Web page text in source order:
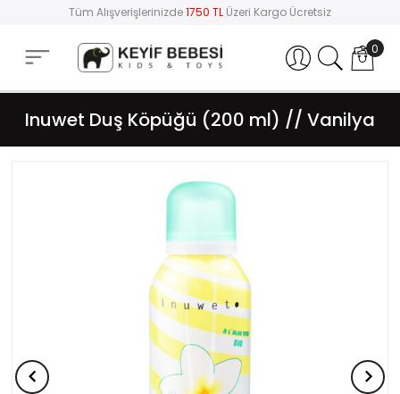
Tüm Alışverişlerinizde1750 TL Üzeri Kargo Ücretsiz
Hesabım 0
Inuwet Duş Köpüğü (200 ml) // Vanilya